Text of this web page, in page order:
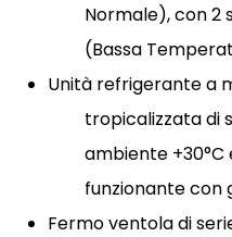
Normale), con 2
(Bassa
Unità refrigerante a
tropicalizzata di
ambiente +30°C
funzionante con
Fermo ventola di